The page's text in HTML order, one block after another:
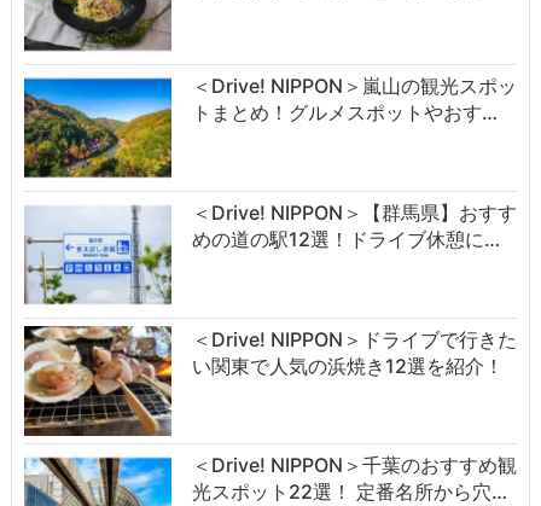
＜Drive! NIPPON＞嵐山の観光スポッ
トまとめ！グルメスポットやおす…
＜Drive! NIPPON＞【群馬県】おすす
めの道の駅12選！ドライブ休憩に…
＜Drive! NIPPON＞ドライブで行きた
い関東で人気の浜焼き12選を紹介！
＜Drive! NIPPON＞千葉のおすすめ観
光スポット22選！ 定番名所から穴…